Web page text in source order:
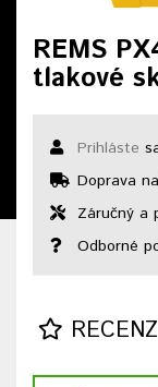
REMS
tlakové
Prihláste
Doprava
Záručný a
Odborné